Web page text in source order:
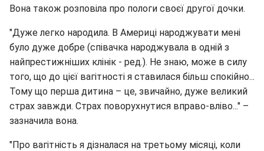
Вона також розповіла про пологи своєї другої дочки.
"Дуже легко народила. В Америці народжувати мені
було дуже добре (співачка народжувала в одній з
найпрестижніших клінік - ред.). Не знаю, може в силу
того, що до цієї вагітності я ставилася більш спокійно...
Тому що перша дитина – це, звичайно, дуже великий
страх завжди. Страх поворухнутися вправо-вліво..." –
зазначила вона.
"Про вагітність я дізналася на третьому місяці, коли